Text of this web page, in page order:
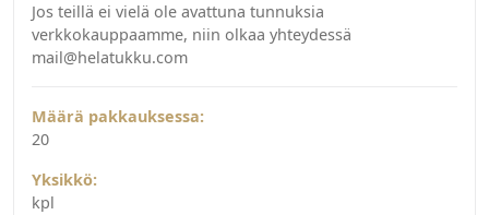
Jos teillä ei vielä ole avattuna tunnuksia
verkkokauppaamme, niin olkaa yhteydessä
mail@helatukku.com
Määrä pakkauksessa:
20
Yksikkö:
kpl